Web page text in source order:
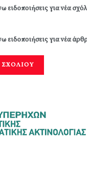
ειδοποιήσεις για νέα
ειδοποιήσεις για νέα